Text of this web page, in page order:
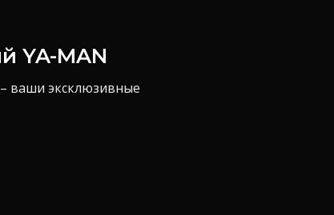
YA-MAN
ваши эксклюзивные